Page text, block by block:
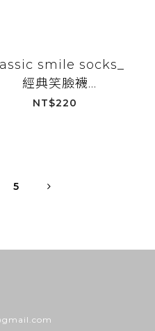
smile socks_
經典笑臉襪
_WH_BF25099
NT$220
5